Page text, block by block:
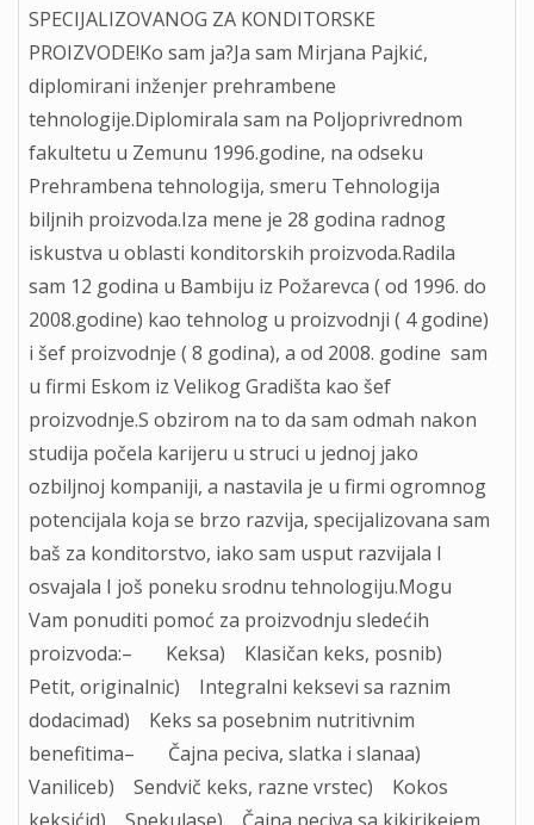
SPECIJALIZOVANOG ZA KONDITORSKE
PROIZVODE!Ko sam ja?Ja sam Mirjana Pajkić,
diplomirani inženjer prehrambene
tehnologije.Diplomirala sam na Poljoprivrednom
fakultetu u Zemunu 1996.godine, na odseku
Prehrambena tehnologija, smeru Tehnologija
biljnih proizvoda.Iza mene je 28 godina radnog
iskustva u oblasti konditorskih proizvoda.Radila
sam 12 godina u Bambiju iz Požarevca ( od 1996. do
2008.godine) kao tehnolog u proizvodnji ( 4 godine)
i šef proizvodnje ( 8 godina), a od 2008. godine sam
u firmi Eskom iz Velikog Gradišta kao šef
proizvodnje.S obzirom na to da sam odmah nakon
studija počela karijeru u struci u jednoj jako
ozbiljnoj kompaniji, a nastavila je u firmi ogromnog
potencijala koja se brzo razvija, specijalizovana sam
baš za konditorstvo, iako sam usput razvijala I
osvajala I još poneku srodnu tehnologiju.Mogu
Vam ponuditi pomoć za proizvodnju sledećih
proizvoda:– Keksa) Klasičan keks, posnib)
Petit, originalnic) Integralni keksevi sa raznim
dodacimad) Keks sa posebnim nutritivnim
benefitima– Čajna peciva, slatka i slanaa)
Vaniliceb) Sendvič keks, razne vrstec) Kokos